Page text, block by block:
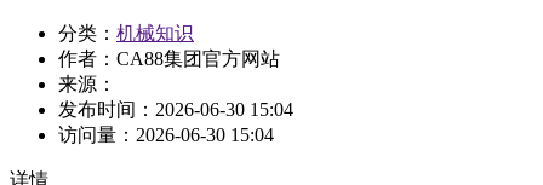
分类： 机械知识
作者：CA88集团官方网站
来源：
发布时间： 2026-06-30 15:04
访问量： 2026-06-30 15:04
详情